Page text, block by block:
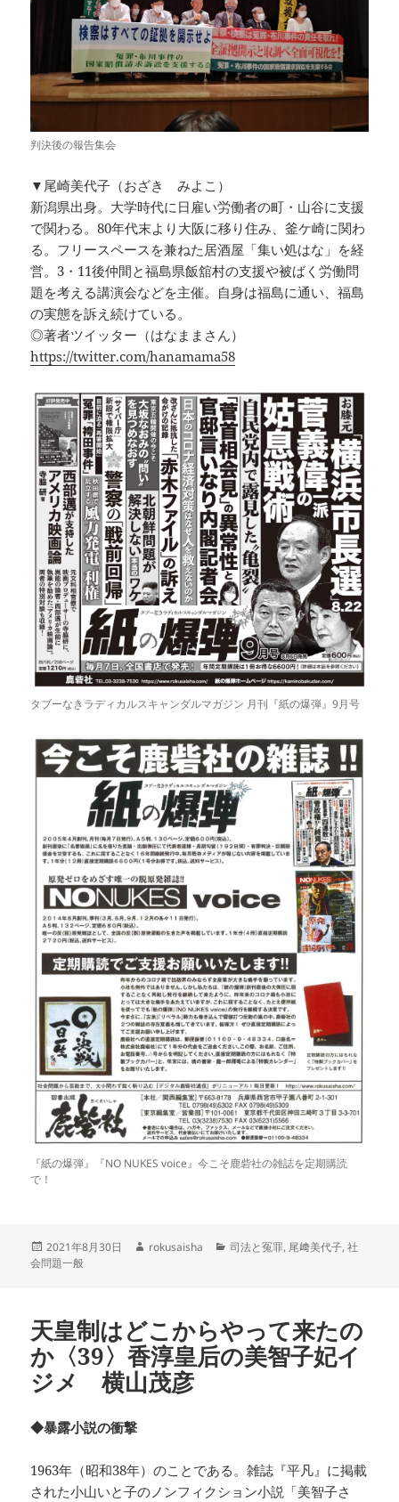
判決後の報告集会
▼尾崎美代子（おざき みよこ）
新潟県出身。大学時代に日雇い労働者の町・山谷に支援
で関わる。80年代末より大阪に移り住み、釜ケ崎に関わ
る。フリースペースを兼ねた居酒屋「集い処はな」を経
営。3・11後仲間と福島県飯舘村の支援や被ばく労働問
題を考える講演会などを主催。自身は福島に通い、福島
の実態を訴え続けている。
◎著者ツイッター（はなままさん）
https://twitter.com/hanamama58
タブーなきラディカルスキャンダルマガジン 月刊『紙の爆弾』9月号
『紙の爆弾』『NO NUKES voice』今こそ鹿砦社の雑誌を定期購読
で！
投
稿
2021年8月30日
作
rokusaisha
カ
司法と冤罪, 尾﨑美代子,社
会問題一般
天皇制はどこからやって来たの
か〈39〉香淳皇后の美智子妃イ
ジメ 横山茂彦
◆暴露小説の衝撃
1963年（昭和38年）のことである。雑誌『平凡』に掲載
された小山いと子のノンフィクション小説「美智子さ